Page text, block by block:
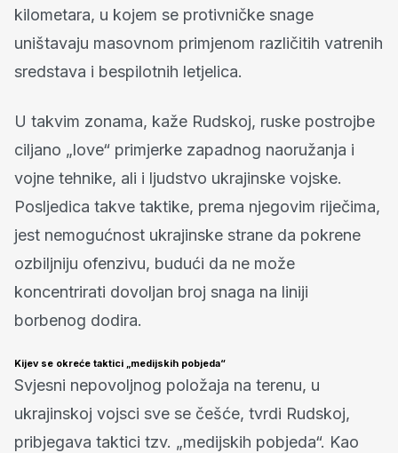
kilometara, u kojem se protivničke snage
uništavaju masovnom primjenom različitih vatrenih
sredstava i bespilotnih letjelica.
U takvim zonama, kaže Rudskoj, ruske postrojbe
ciljano „love“ primjerke zapadnog naoružanja i
vojne tehnike, ali i ljudstvo ukrajinske vojske.
Posljedica takve taktike, prema njegovim riječima,
jest nemogućnost ukrajinske strane da pokrene
ozbiljniju ofenzivu, budući da ne može
koncentrirati dovoljan broj snaga na liniji
borbenog dodira.
Kijev se okreće taktici „medijskih pobjeda“
Svjesni nepovoljnog položaja na terenu, u
ukrajinskoj vojsci sve se češće, tvrdi Rudskoj,
pribjegava taktici tzv. „medijskih pobjeda“. Kao